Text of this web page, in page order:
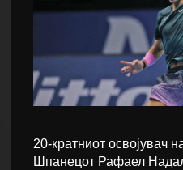
20-кратниот освојувач
Шпанецот Рафаел